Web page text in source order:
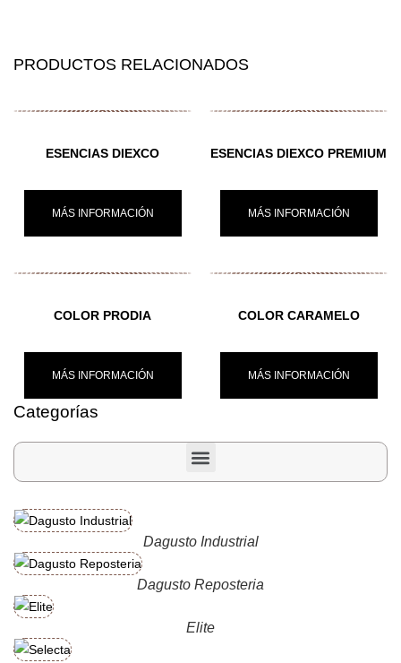
PRODUCTOS RELACIONADOS
ESENCIAS DIEXCO
MÁS INFORMACIÓN
ESENCIAS DIEXCO PREMIUM
MÁS INFORMACIÓN
COLOR PRODIA
MÁS INFORMACIÓN
COLOR CARAMELO
MÁS INFORMACIÓN
Categorías
Dagusto Industrial
Dagusto Reposteria
Elite